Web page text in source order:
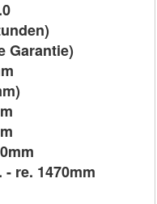
Garantie)
re. 1470mm